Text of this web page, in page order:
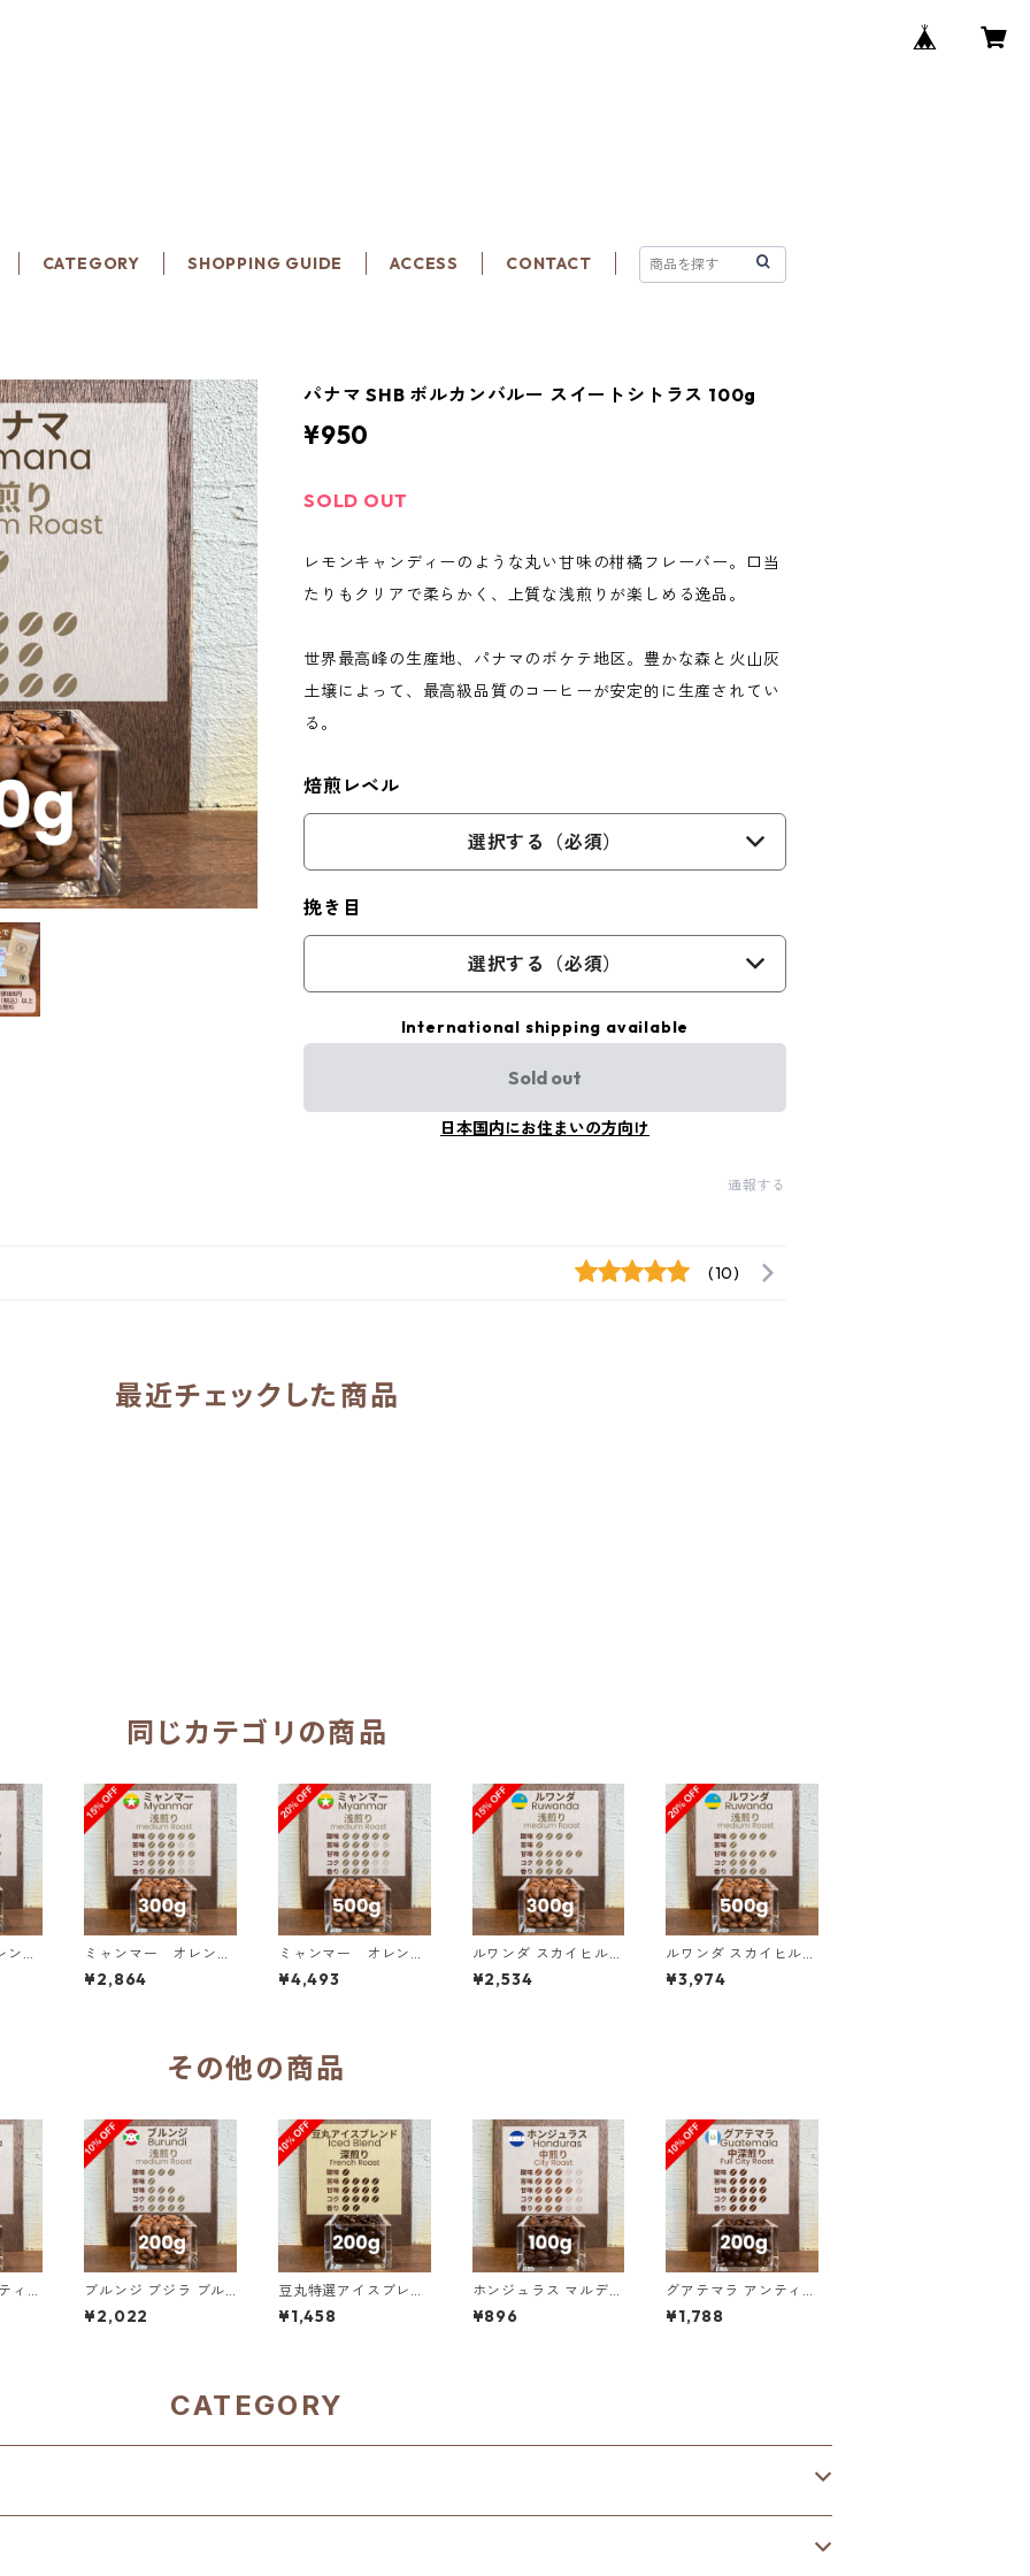
CATEGORY SHOPPING GUIDE ACCESS CONTACT
パナマ SHB ボルカンバルー スイートシトラス 100g
¥950
SOLD OUT
レモンキャンディーのような丸い甘味の柑橘フレーバー。口当
たりもクリアで柔らかく、上質な浅煎りが楽しめる逸品。
世界最高峰の生産地、パナマのボケテ地区。豊かな森と火山灰
土壌によって、最高級品質のコーヒーが安定的に生産されてい
る。
焙煎レベル
選択する（必須）
挽き目
選択する（必須）
International shipping available
Sold out
日本国内にお住まいの方向け
通報する
(10)
最近チェックした商品
同じカテゴリの商品
ジ
ミャンマー オレンジ
サンシャイン G１ ウォ
ッシュド・アナエロビ
¥2,864
ミャンマー オレンジ
サンシャイン G１ ウォ
ッシュド・アナエロビ
¥4,493
ルワンダ スカイヒル
コプロカWS 300g（1
00g単価の15%OFF）
¥2,534
ルワンダ スカイヒル
コプロカWS 500g（1
00g単価の20%OF
¥3,974
その他の商品
ィグ
ブルンジ ブジラ ブル
ボン ストーンフルーツ
ナチュラル 200g（10
¥2,022
豆丸特選アイスブレン
ド 200g（100g単価
の10%OFF）
¥1,458
ホンジュラス マルデ
ン・ロペス農園 SHG
サン・マヌエル 100g
¥896
グアテマラ アンティグ
ア ラス・ヌベス農園
レッドブルボン100％
¥1,788
CATEGORY